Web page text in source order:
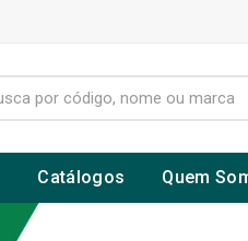
Catálogos Quem